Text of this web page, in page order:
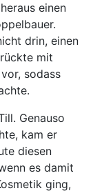
einen
drin, einen
mit
sodass
Genauso
kam er
diesen
es damit
ging,